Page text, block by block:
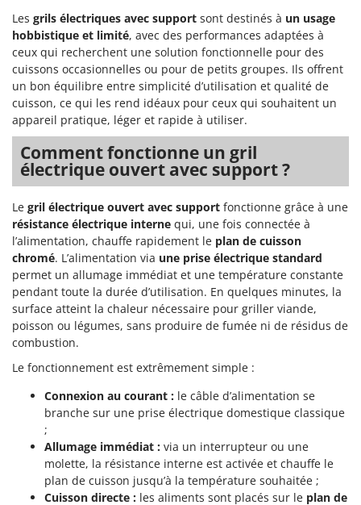
Fraises à neige
Fraises rotatives pour tracteur
Friteuses sans huile
G
Générateurs d'air chaud
Godets à terre basculants pour tracteur
Groupes électrogènes
Gyrobroyeurs à lame pour tracteur
H
Haches - Cognées et Hachettes
Hachoirs à viande
Herses à Dents
Herses Rotatives
L
Lames à neige
Lames niveleuses pour tracteur
Lave-vitres
Lieuses électriques pour vignes
Machines à pâtes
Di Martino
Diavola Pro
Diesse
Docma
Dominion
Dreame
E
EcoFlow
Edilmark
Effeuno
Einhell
Elegen
Energy Gruppi
Enotecnica Pillan
Eschenfelder
EuroMech
Eurosystems
FAC
Fama Industrie
Famag
Les grils électriques avec support sont destinés à un usage
hobbistique et limité, avec des performances adaptées à
ceux qui recherchent une solution fonctionnelle pour des
cuissons occasionnelles ou pour de petits groupes. Ils offrent
un bon équilibre entre simplicité d’utilisation et qualité de
cuisson, ce qui les rend idéaux pour ceux qui souhaitent un
appareil pratique, léger et rapide à utiliser.
Comment fonctionne un gril
électrique ouvert avec support ?
Le gril électrique ouvert avec support fonctionne grâce à une
résistance électrique interne qui, une fois connectée à
l’alimentation, chauffe rapidement le plan de cuisson
chromé. L’alimentation via une prise électrique standard
permet un allumage immédiat et une température constante
pendant toute la durée d’utilisation. En quelques minutes, la
surface atteint la chaleur nécessaire pour griller viande,
poisson ou légumes, sans produire de fumée ni de résidus de
combustion.
Le fonctionnement est extrêmement simple :
Connexion au courant : le câble d’alimentation se
branche sur une prise électrique domestique classique
;
Allumage immédiat : via un interrupteur ou une
molette, la résistance interne est activée et chauffe le
plan de cuisson jusqu’à la température souhaitée ;
Cuisson directe : les aliments sont placés sur le plan de